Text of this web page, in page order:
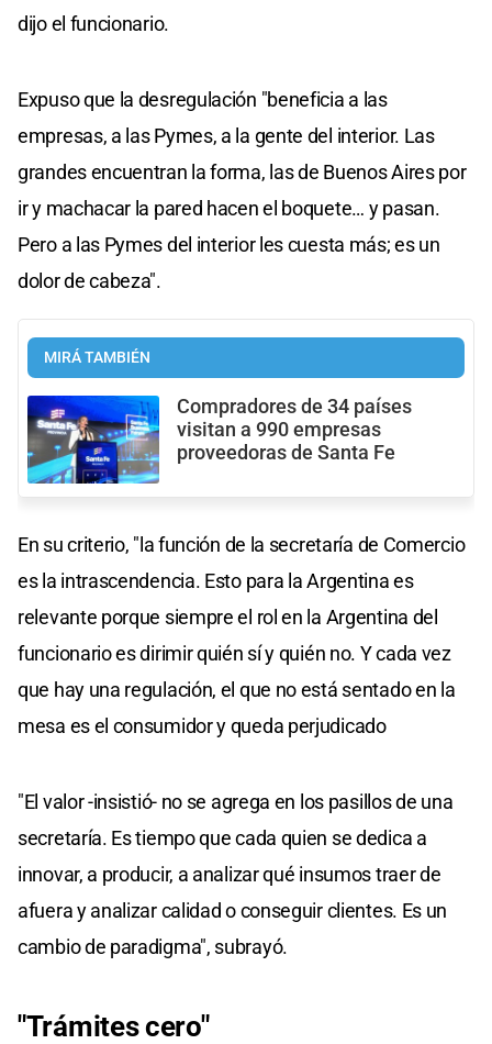
dijo el funcionario.
Expuso que la desregulación "beneficia a las
empresas, a las Pymes, a la gente del interior. Las
grandes encuentran la forma, las de Buenos Aires por
ir y machacar la pared hacen el boquete… y pasan.
Pero a las Pymes del interior les cuesta más; es un
dolor de cabeza".
MIRÁ TAMBIÉN
Compradores de 34 países
visitan a 990 empresas
proveedoras de Santa Fe
En su criterio, "la función de la secretaría de Comercio
es la intrascendencia. Esto para la Argentina es
relevante porque siempre el rol en la Argentina del
funcionario es dirimir quién sí y quién no. Y cada vez
que hay una regulación, el que no está sentado en la
mesa es el consumidor y queda perjudicado
"El valor -insistió- no se agrega en los pasillos de una
secretaría. Es tiempo que cada quien se dedica a
innovar, a producir, a analizar qué insumos traer de
afuera y analizar calidad o conseguir clientes. Es un
cambio de paradigma", subrayó.
"Trámites cero"